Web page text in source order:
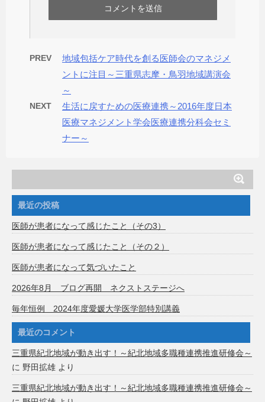
PREV
地域包括ケア時代を創る医師会のマネジメ
ントに注目～三重県志摩・鳥羽地域講演会
～
NEXT
生活に戻すための医療連携～2016年度日本
医療マネジメント学会医療連携分科会セミ
ナー～
最近の投稿
医師が患者になって感じたこと（その3）
医師が患者になって感じたこと（その２）
医師が患者になって気づいたこと
2026年8月 ブログ再開 ネクストステージへ
毎年恒例 2024年度愛媛大学医学部特別講義
最近のコメント
三重県紀北地域が動き出す！～紀北地域多職種連携推進研修会～
に 野田拡雄 より
三重県紀北地域が動き出す！～紀北地域多職種連携推進研修会～